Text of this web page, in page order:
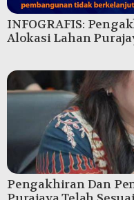
INFOGRAFIS:
Alokasi Lahan
Pengakhiran Dan